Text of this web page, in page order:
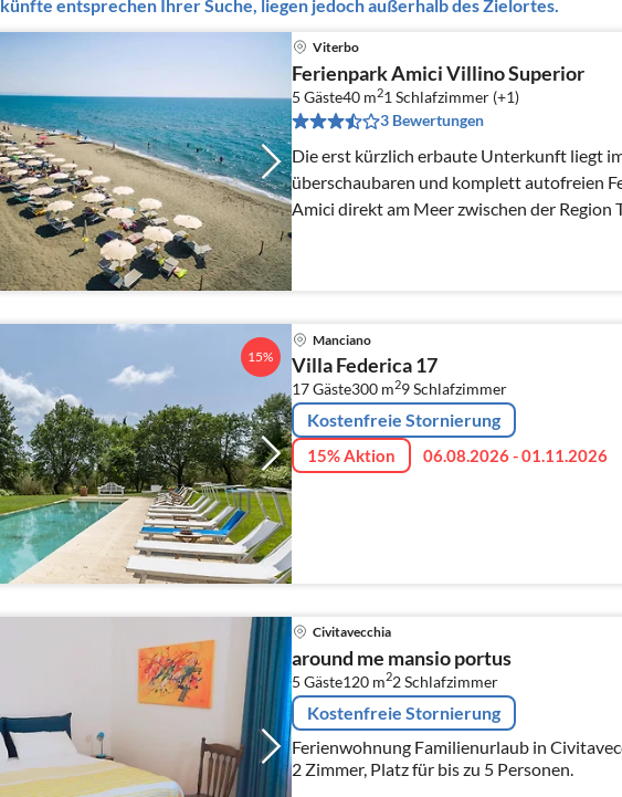
entsprechen Ihrer Suche, liegen jedoch außerhalb des Zielortes.
Viterbo
Ferienpark Amici Villino Superior
5 Gäste40 m21 Schlafzimmer (+1)
3 Bewertungen
Die erst kürzlich erbaute Unterkunft liegt
überschaubaren und komplett autofreien
Amici direkt am Meer zwischen der Region
Lazio.
15%
Manciano
Villa Federica 17
17 Gäste300 m29Schlafzimmer
Kostenfreie Stornierung
15% Aktion 06.08.2026 - 01.11.2026
Civitavecchia
around me mansio portus
5 Gäste120 m22Schlafzimmer
Kostenfreie Stornierung
Ferienwohnung Familienurlaub in
2 Zimmer, Platz für bis zu 5 Personen.